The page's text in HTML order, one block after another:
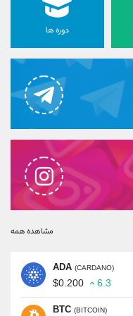
دوره ها
مشاهده همه
ADA (CARDANO)
$0.200 6.3
BTC (BITCOIN)